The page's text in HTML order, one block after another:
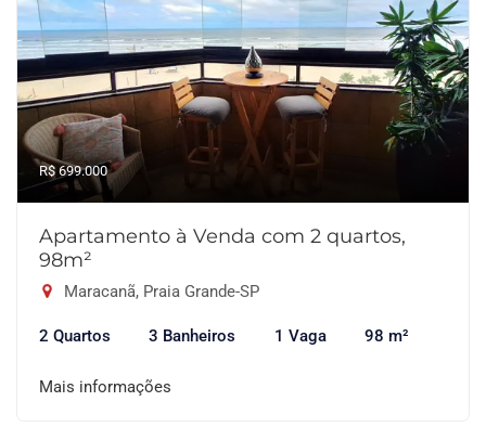
R$ 699.000
Apartamento à Venda com 2 quartos,
98m²
Maracanã, Praia Grande-SP
2 Quartos 3 Banheiros 1 Vaga 98 m²
Mais informações